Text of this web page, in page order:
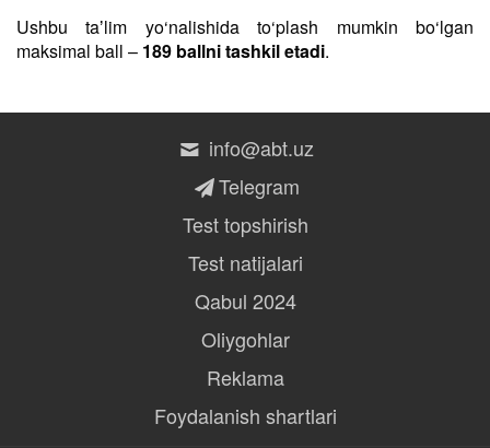
Ushbu taʼlim yo‘nalishida to‘plash mumkin bo‘lgan
maksimal ball – 189 ballni tashkil etadi.
info@abt.uz
Telegram
Test topshirish
Test natijalari
Qabul 2024
Oliygohlar
Reklama
Foydalanish shartlari